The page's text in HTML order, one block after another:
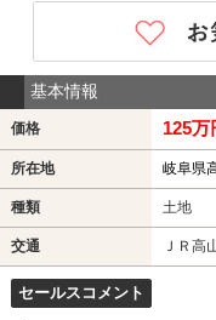
基本情報
価格 125万
所在地 岐阜県
種類 土地
交通 ＪＲ高
セールスコメント